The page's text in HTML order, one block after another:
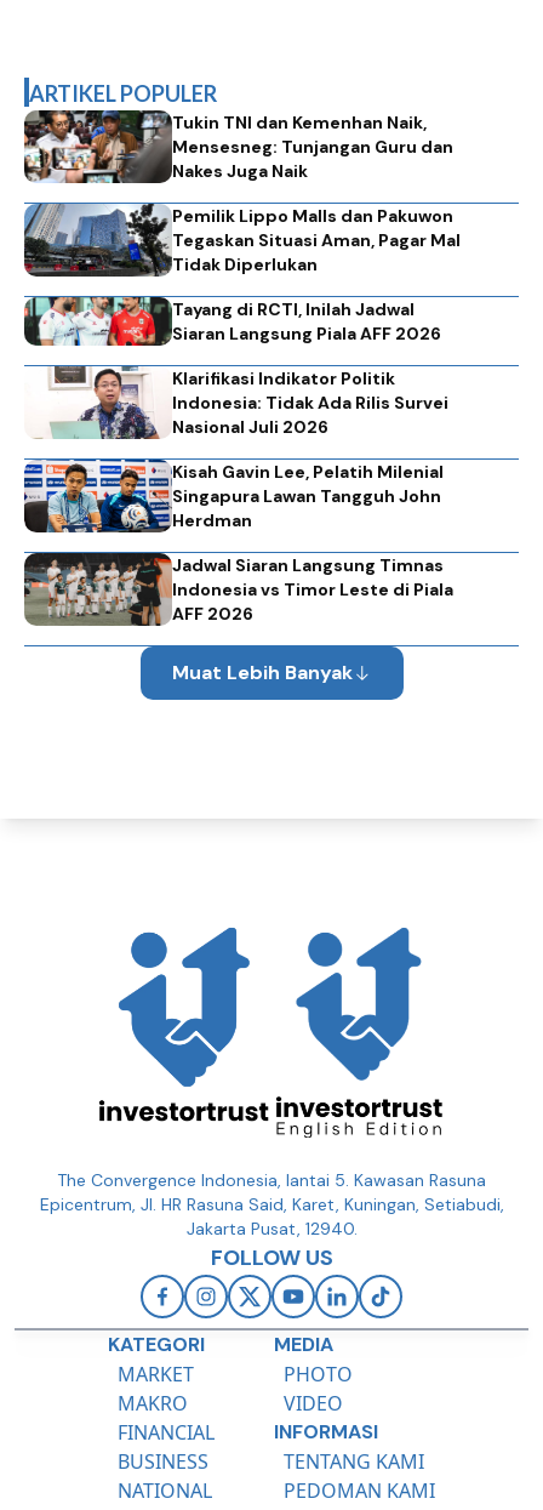
ARTIKEL POPULER
Tukin TNI dan Kemenhan Naik,
Mensesneg: Tunjangan Guru dan
Nakes Juga Naik
Pemilik Lippo Malls dan Pakuwon
Tegaskan Situasi Aman, Pagar Mal
Tidak Diperlukan
Tayang di RCTI, Inilah Jadwal
Siaran Langsung Piala AFF 2026
Klarifikasi Indikator Politik
Indonesia: Tidak Ada Rilis Survei
Nasional Juli 2026
Kisah Gavin Lee, Pelatih Milenial
Singapura Lawan Tangguh John
Herdman
Jadwal Siaran Langsung Timnas
Indonesia vs Timor Leste di Piala
AFF 2026
Muat Lebih Banyak
The Convergence Indonesia, lantai 5. Kawasan Rasuna
Epicentrum, Jl. HR Rasuna Said, Karet, Kuningan, Setiabudi,
Jakarta Pusat, 12940.
FOLLOW US
KATEGORI
MARKET
MAKRO
FINANCIAL
BUSINESS
NATIONAL
MEDIA
PHOTO
VIDEO
INFORMASI
TENTANG KAMI
PEDOMAN KAMI